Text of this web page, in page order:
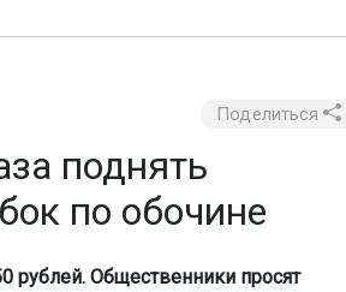
Поделиться
поднять
по обочине
рублей. Общественники просят